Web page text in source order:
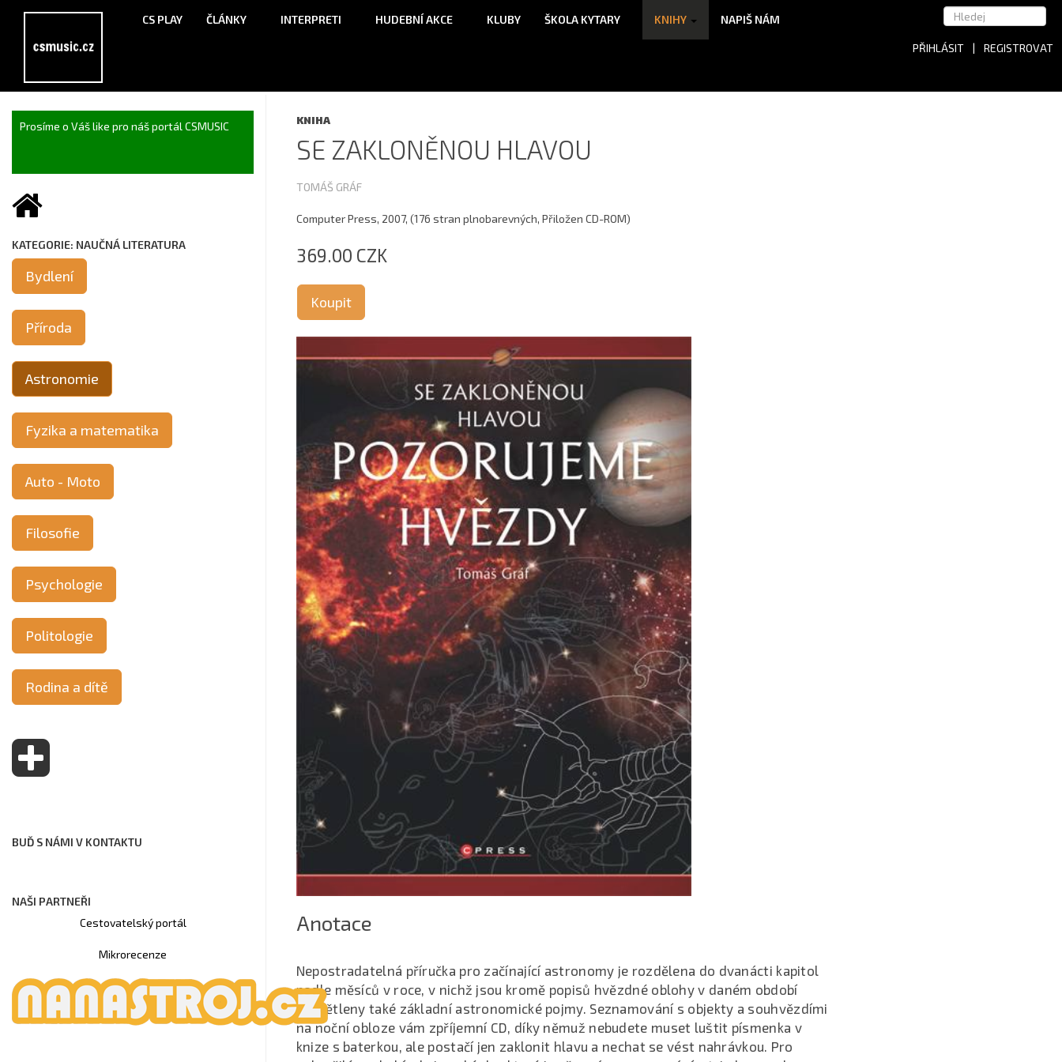
CS PLAY ČLÁNKY INTERPRETI HUDEBNÍ AKCE KLUBY ŠKOLA KYTARY KNIHY NAPIŠ NÁM
PŘIHLÁSIT | REGISTROVAT
KNIHA
SE ZAKLONĚNOU HLAVOU
TOMÁŠ GRÁF
Computer Press, 2007, (176 stran plnobarevných, Přiložen CD-ROM)
369.00 CZK
Koupit
Anotace
Nepostradatelná příručka pro začínající astronomy je rozdělena do dvanácti kapitol
podle měsíců v roce, v nichž jsou kromě popisů hvězdné oblohy v daném období
vysvětleny také základní astronomické pojmy. Seznamování s objekty a souhvězdími
na noční obloze vám zpříjemní CD, díky němuž nebudete muset luštit písmenka v
knize s baterkou, ale postačí jen zaklonit hlavu a nechat se vést nahrávkou. Pro
Prosíme o Váš like pro náš portál CSMUSIC
KATEGORIE: NAUČNÁ LITERATURA
Bydlení
Příroda
Astronomie
Fyzika a matematika
Auto - Moto
Filosofie
Psychologie
Politologie
Rodina a dítě
BUĎ S NÁMI V KONTAKTU
NAŠI PARTNEŘI
Cestovatelský portál
Mikrorecenze